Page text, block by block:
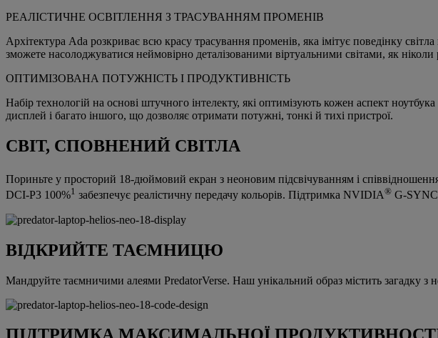
РЕАЛІСТИЧНЕ ОСВІТЛЕННЯ З ТРАСУВАННЯМ ПРОМЕНІВ
Архітектура Ada розкриває всю красу трасування променів, яка імітує поведінку
зможете насолоджуватися неймовірно деталізованими віртуальними світами, як ніколи
ОПТИМІЗОВАНА ПОТУЖНІСТЬ І ПРОДУКТИВНІСТЬ
Набір технологій на основі штучного інтелекту, які оптимізують кожен аспект
дисплей і багато іншого, що дозволяє отримати потужні, тонкі й тихі пристрої.
СВІТ, СПОВНЕНИЙ СВІТЛА
Пориньте у просторий 18-дюймовий екран з неоновим підсвічуванням і
DCI-P3 100%1 забезпечує реалістичну передачу кольорів. Підтримка NVIDIA® G-SYNC
ВІДКРИЙТЕ ТАЄМНИЦЮ
Мандруйте таємничими алеями PredatorVerse. Наш унікальний образ містить загадку з